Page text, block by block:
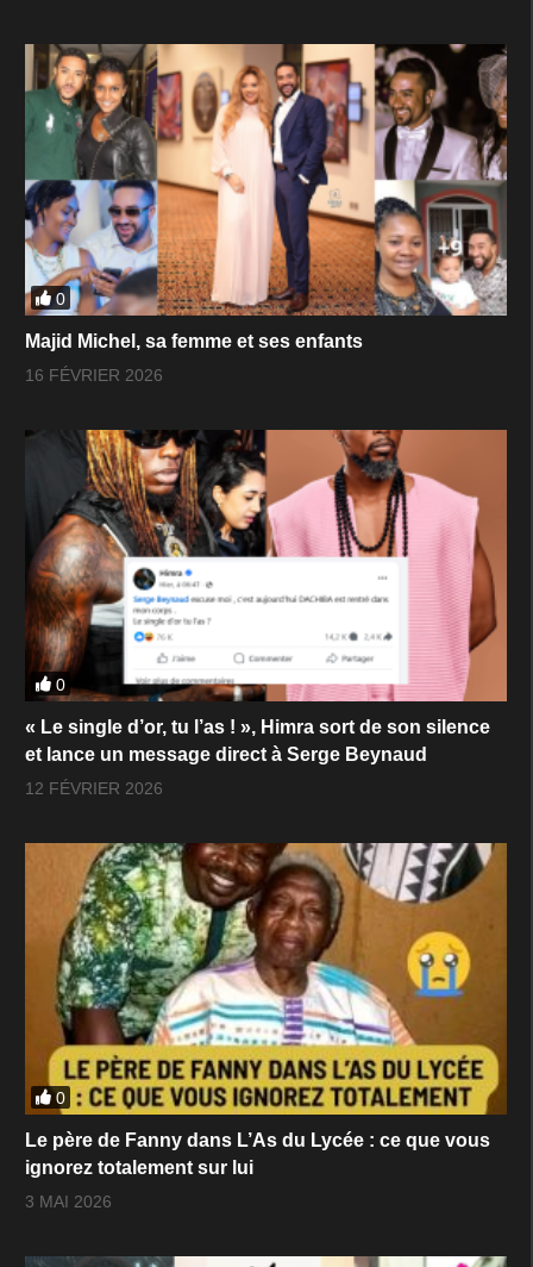
0
Majid Michel, sa femme et ses enfants
16 FÉVRIER 2026
0
« Le single d’or, tu l’as ! », Himra sort de son silence
et lance un message direct à Serge Beynaud
12 FÉVRIER 2026
0
Le père de Fanny dans L’As du Lycée : ce que vous
ignorez totalement sur lui
3 MAI 2026